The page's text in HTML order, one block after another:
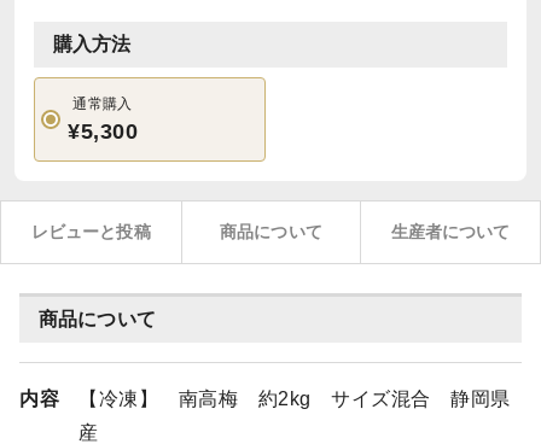
購入方法
通常購入
¥5,300
レビューと投稿 商品について 生産者について
商品について
内容
【冷凍】 南高梅 約2kg サイズ混合 静岡県
産